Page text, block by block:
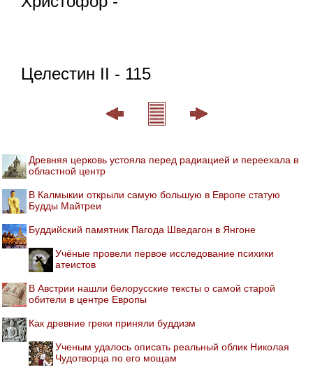
Целестин II - 115
Древняя церковь устояла перед радиацией и переехала в
областной центр
В Калмыкии открыли самую большую в Европе статую
Будды Майтреи
Буддийский памятник Пагода Шведагон в Янгоне
Учёные провели первое исследование психики
атеистов
В Австрии нашли белорусские тексты о самой старой
обители в центре Европы
Как древние греки приняли буддизм
Ученым удалось описать реальный облик Николая
Чудотворца по его мощам